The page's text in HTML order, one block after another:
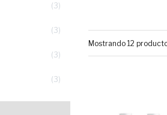
3
3
3
3
Mostrando 12